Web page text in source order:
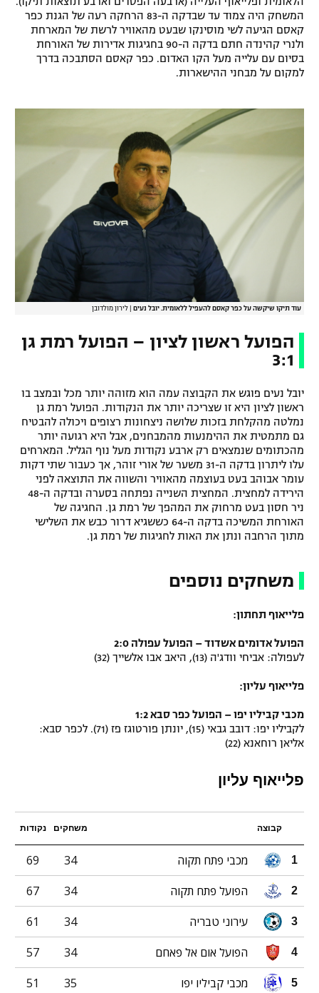
המשחק היה צמוד עד שבדקה ה-83 הרחקה רעה של הגנת כפר
קאסם הגיעה לשי מוסינקו שבעט מהאוויר לרשת של המארחת
ולנרי קהינדה חתם בדקה ה-90 בחגיגות אדירות של האורחת
בסיום עם עלייה מעל הקו האדום. כפר קאסם הסתבכה בדרך
למקום על מבחני ההישארות.
עוד תיקו שיקשה על כפר קאסם להעפיל ללאומית. יובל נעים לירון מולדובן
הפועל ראשון לציון – הפועל רמת גן
3:1
יובל נעים פוגש את הקבוצה עמה הוא מזוהה יותר מכל ובמצב בו
ראשון לציון היא זו שצריכה יותר את הנקודות. הפועל רמת גן
נמלטה מהקלחת בזכות שלושה ניצחונות רצופים ויכולה להבטיח
גם מתמטית את ההימנעות מהמבחנים, אבל היא רגועה יותר
מהכתומים שנמצאים רק ארבע נקודות מעל נוף הגליל. המארחים
עלו ליתרון בדקה ה-31 משער של אורי זוהר, אך כעבור שתי דקות
עומר אבוהב בעט בעוצמה מהאוויר והשווה את התוצאה לפני
הירידה למחצית. המחצית השנייה נפתחה בסערה ובדקה ה-48
ניר חסון בעט מרחוק את המהפך של רמת גן. החגיגה של
האורחת המשיכה בדקה ה-64 כששגיא דרור כבש את השלישי
מתוך הרחבה ונתן את האות לחגיגות של רמת גן.
משחקים נוספים
פלייאוף תחתון:
הפועל אדומים אשדוד – הפועל עפולה 2:0
לעפולה: אביחי וודג'ה (13), היאב אבו אלשייך (32)
פלייאוף עליון:
מכבי קביליו יפו – הפועל כפר סבא 1:2
לקביליו יפו: דובב גבאי (15), יונתן פורטוגז פז (71). לכפר סבא:
אליאן רוחאנא (22)
פלייאוף עליון
קבוצה משחקים נקודות
1 מכבי פתח תקוה 34
69
2 הפועל פתח תקוה 34
67
3 עירוני טבריה 34
61
4 הפועל אום אל פאחם 34
57
5 מכבי קביליו יפו 35
51